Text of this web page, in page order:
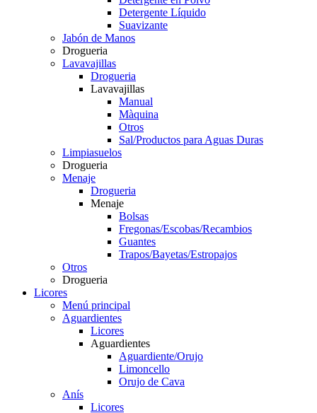
Detergente Líquido
Suavizante
Jabón de Manos
Drogueria
Lavavajillas
Drogueria
Lavavajillas
Manual
Màquina
Otros
Sal/Productos para Aguas Duras
Limpiasuelos
Drogueria
Menaje
Drogueria
Menaje
Bolsas
Fregonas/Escobas/Recambios
Guantes
Trapos/Bayetas/Estropajos
Otros
Drogueria
Licores
Menú principal
Aguardientes
Licores
Aguardientes
Aguardiente/Orujo
Limoncello
Orujo de Cava
Anís
Licores